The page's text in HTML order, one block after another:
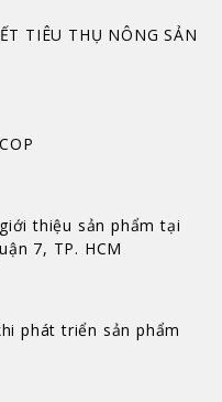
TIÊU THỤ NÔNG SẢN
thiệu sản phẩm tại
7, TP. HCM
phát triển sản phẩm